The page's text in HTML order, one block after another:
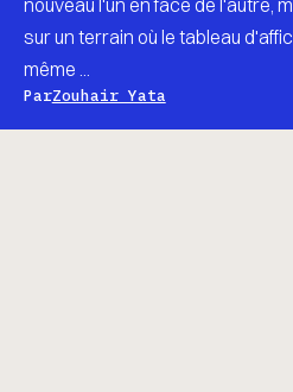
sur un terrain où le tableau
même ...
ParZouhair Yata